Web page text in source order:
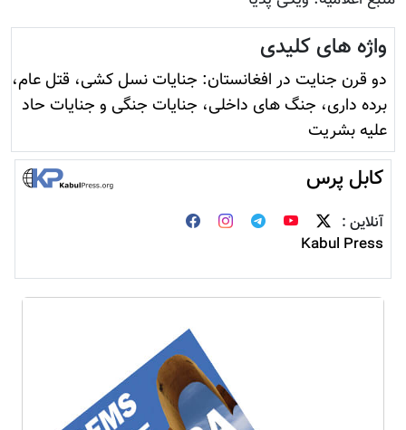
واژه های کلیدی
دو قرن جنایت در افغانستان: جنایات نسل کشی، قتل عام،
برده داری، جنگ های داخلی، جنایات جنگی و جنایات حاد
علیه بشریت
کابل پرس
آنلاین :
Kabul Press